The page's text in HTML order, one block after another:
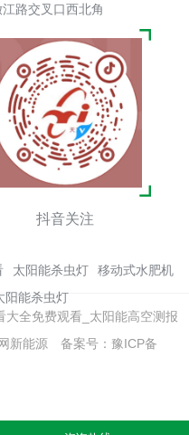
路交叉口西北角
抖音关注
太阳能杀虫灯
移动式水肥机
阳能杀虫灯
全免费观看_太阳能高空测报
新能源 备案号：豫ICP备